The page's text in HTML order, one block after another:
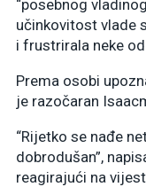
“posebnog
učinkovitost vlade
i frustrirala neke
Prema osobi
je razočaran
“Rijetko se nađe
dobrodušan”,
reagirajući na